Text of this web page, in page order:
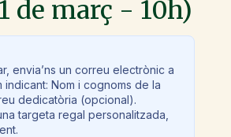
de març - 10h)
envia’ns un correu electrònic a
Nom i cognoms de la
dedicatòria (opcional).
targeta regal personalitzada,